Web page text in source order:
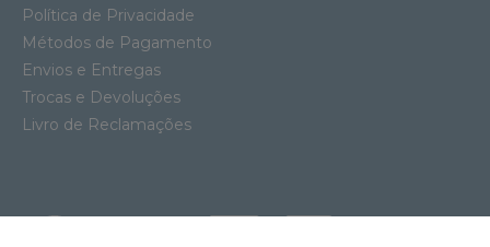
Política de Privacidade
Métodos de Pagamento
Envios e Entregas
Trocas e Devoluções
Livro de Reclamações